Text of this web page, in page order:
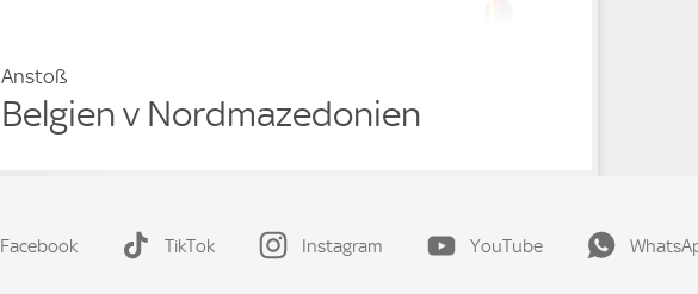
Anstoß
Belgien v Nordmazedonien
Facebook TikTok Instagram YouTube